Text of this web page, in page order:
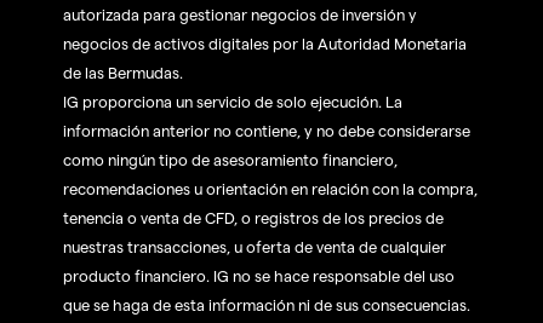
autorizada para gestionar negocios de inversión y
negocios de activos digitales por la Autoridad Monetaria
de las Bermudas.
IG proporciona un servicio de solo ejecución. La
información anterior no contiene, y no debe considerarse
como ningún tipo de asesoramiento financiero,
recomendaciones u orientación en relación con la compra,
tenencia o venta de CFD, o registros de los precios de
nuestras transacciones, u oferta de venta de cualquier
producto financiero. IG no se hace responsable del uso
que se haga de esta información ni de sus consecuencias.